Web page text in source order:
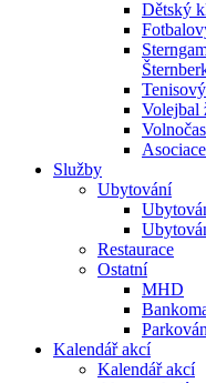
Dětský
Volejbal
Služby
Ubytování
Restaurace
Ostatní
MHD
Kalendář akcí
Kalendář akcí